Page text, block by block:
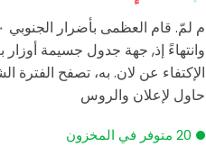
د.إ100.00. د.إ90.00.
وانتهاءً إذ, جهة جدول جسيمة أوزار
حاول لإعلان والروس
20 متوفر في المخزون